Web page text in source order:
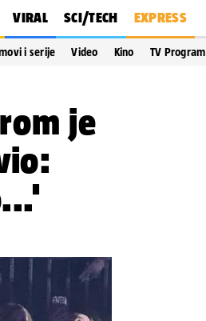
VIRAL SCI/TECH EXPRESS
i serije Video Kino TV Program
je